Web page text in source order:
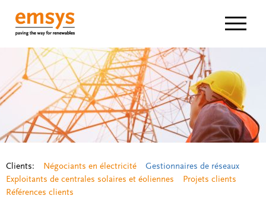
Clients: Négociants en électricité
Gestionnaires de réseaux
Exploitants de centrales solaires et éoliennes
Projets clients
Références clients